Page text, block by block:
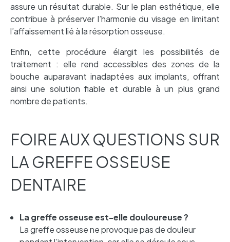
assure un résultat durable. Sur le plan esthétique, elle
contribue à préserver l’harmonie du visage en limitant
l’affaissement lié à la résorption osseuse.
Enfin, cette procédure élargit les possibilités de
traitement : elle rend accessibles des zones de la
bouche auparavant inadaptées aux implants, offrant
ainsi une solution fiable et durable à un plus grand
nombre de patients.
FOIRE AUX QUESTIONS SUR
LA GREFFE OSSEUSE
DENTAIRE
La greffe osseuse est-elle douloureuse ?
La greffe osseuse ne provoque pas de douleur